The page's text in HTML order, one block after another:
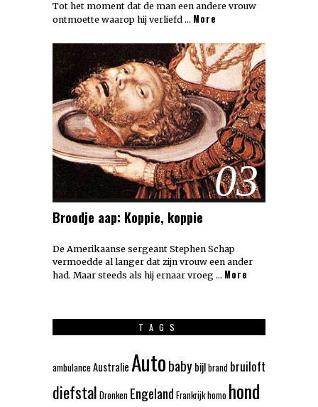
Tot het moment dat de man een andere vrouw
ontmoette waarop hij verliefd … More
03
Broodje aap: Koppie, koppie
De Amerikaanse sergeant Stephen Schap
vermoedde al langer dat zijn vrouw een ander
had. Maar steeds als hij ernaar vroeg … More
TAGS
ambulance AustralieAutobabybijlbrand bruiloft
diefstal Dronken Engeland Frankrijkhomo hond